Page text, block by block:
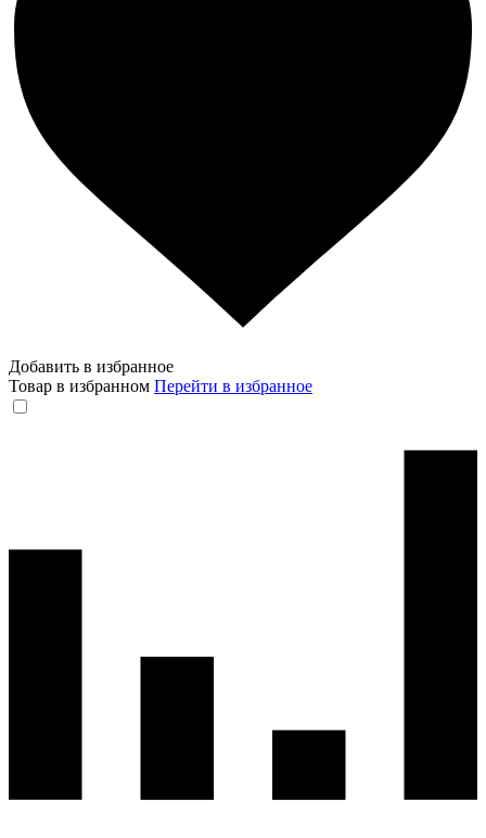
Добавить в избранное
Товар в избранном Перейти в избранное